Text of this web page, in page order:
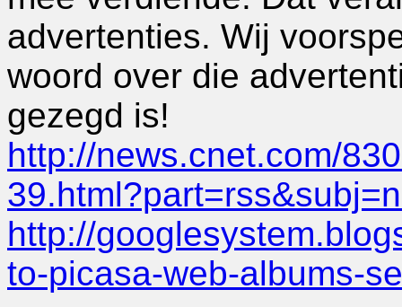
advertenties. Wij
woord over die
gezegd is!
http://news.cnet.com/
http://
to-picasa-web-albums-